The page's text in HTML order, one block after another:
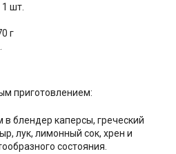
шт.
г
приготовлением:
блендер каперсы, греческий
лук, лимонный сок, хрен и
состояния.